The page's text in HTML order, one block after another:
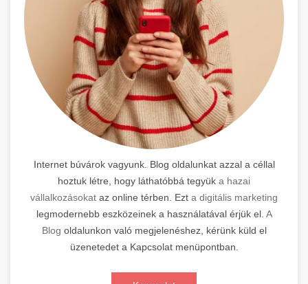
Internet búvárok vagyunk. Blog oldalunkat azzal a céllal
hoztuk létre, hogy láthatóbbá tegyük a hazai
vállalkozásokat az online térben. Ezt a digitális marketing
legmodernebb eszközeinek a használatával érjük el. A
Blog oldalunkon való megjelenéshez, kérünk küld el
üzenetedet a Kapcsolat menüpontban.